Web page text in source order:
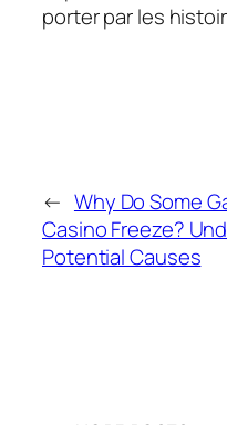
porter par les
← Why Do Some
Casino Freeze?
Potential Causes